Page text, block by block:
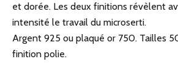
et dorée. Les deux finitions révèlent
intensité le travail du microserti.
Argent 925 ou plaqué or 750. Tailles
finition polie.